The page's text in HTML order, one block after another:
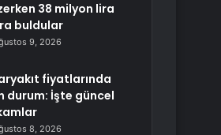
38 milyon lira
buldular
9, 2026
fiyatlarında
durum: İşte güncel
8, 2026